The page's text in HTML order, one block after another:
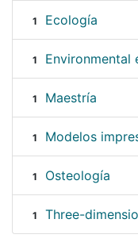
1 Ecología
1 Environmental
1 Maestría
1 Modelos
1 Osteología
1 Three-